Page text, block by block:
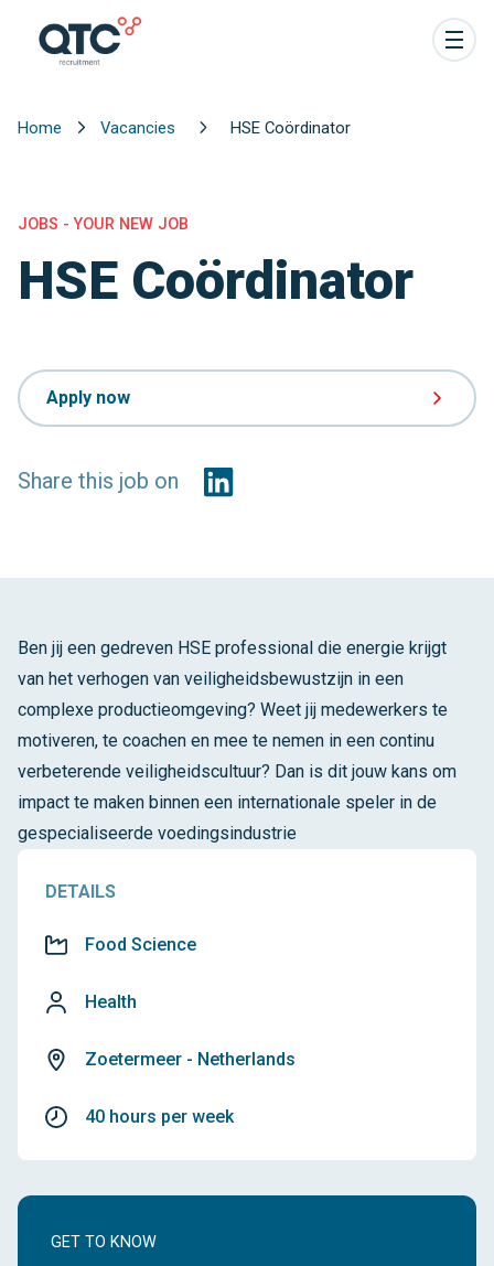
Home Vacancies HSE Coördinator
JOBS - YOUR NEW JOB
HSE Coördinator
Apply now
Share this job on
Ben jij een gedreven HSE professional die energie krijgt
van het verhogen van veiligheidsbewustzijn in een
complexe productieomgeving? Weet jij medewerkers te
motiveren, te coachen en mee te nemen in een continu
verbeterende veiligheidscultuur? Dan is dit jouw kans om
impact te maken binnen een internationale speler in de
gespecialiseerde voedingsindustrie
DETAILS
Food Science
Health
Zoetermeer - Netherlands
40 hours per week
GET TO KNOW